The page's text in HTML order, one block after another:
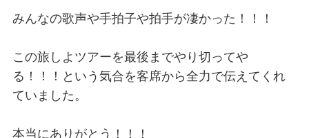
みんなの歌声や手拍子や拍手が凄かった！！！
この旅しよツアーを最後までやり切ってや
る！！！という気合を客席から全力で伝えてくれ
ていました。
本当にありがとう！！！